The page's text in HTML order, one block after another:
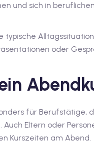
und sich in
oder
für Berufstätige,
Eltern oder
Kurszeiten am Abend.